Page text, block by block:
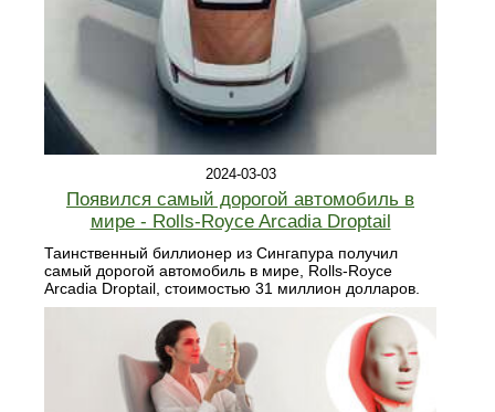
2024-03-03
Появился самый дорогой автомобиль в
мире - Rolls-Royce Arcadia Droptail
Таинственный биллионер из Сингапура получил
самый дорогой автомобиль в мире, Rolls-Royce
Arcadia Droptail, стоимостью 31 миллион долларов.